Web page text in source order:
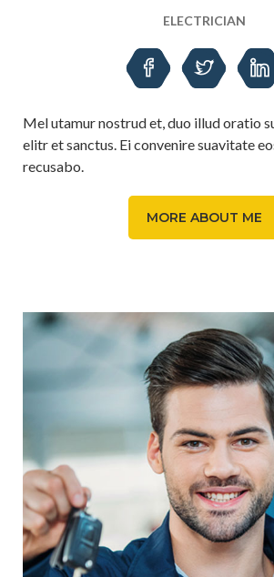
ELECTRICIAN
Mel utamur nostrud et, duo illud oratio
elitr et sanctus. Ei convenire suavitate
recusabo.
MORE ABOUT ME